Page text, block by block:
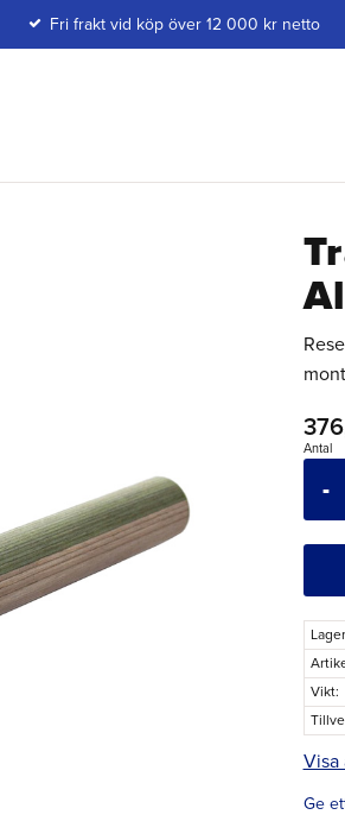
Fri frakt vid köp över 12 000 kr netto
Antal
-
Vikt
Visa
Ge